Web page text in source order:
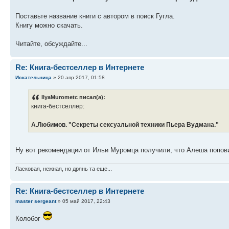
Поставьте название книги с автором в поиск Гугла.
Книгу можно скачать.
Читайте, обсуждайте...
Re: Книга-бестселлер в Интернете
Искательница » 20 апр 2017, 01:58
IlyaMurometc писал(а):
книга-бестселлер:
А.Любимов. "Секреты сексуальной техники Пьера Вудмана."
Ну вот рекомендации от Ильи Муромца получили, что Алеша
Ласковая, нежная, но дрянь та еще...
Re: Книга-бестселлер в Интернете
master sergeant» 05 май 2017, 22:43
Колобог